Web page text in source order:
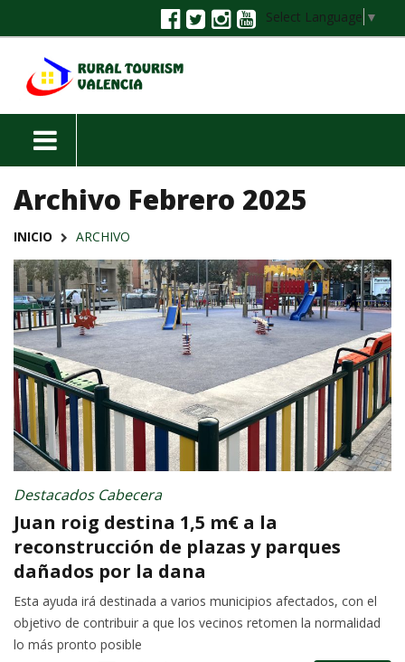
Select Language ▼
Archivo Febrero 2025
INICIO ARCHIVO
Destacados Cabecera
Juan roig destina 1,5 m€ a la
reconstrucción de plazas y parques
dañados por la dana
Esta ayuda irá destinada a varios municipios afectados, con el
objetivo de contribuir a que los vecinos retomen la normalidad
lo más pronto posible